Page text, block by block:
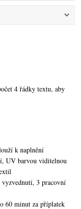
4 řádky textu,aby
k naplnění
UV barvou viditelnou
3 pracovní
60 minut za příplatek